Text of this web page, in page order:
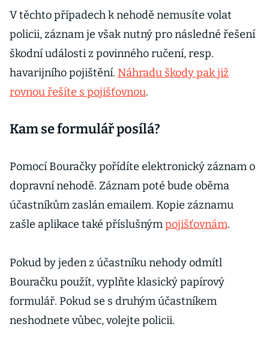
V těchto případech k nehodě nemusíte volat
policii, záznam je však nutný pro následné řešení
škodní události z povinného ručení, resp.
havarijního pojištění. Náhradu škody pak již
rovnou řešíte s pojišťovnou.
Kam se formulář posílá?
Pomocí Bouračky pořídíte elektronický záznam o
dopravní nehodě. Záznam poté bude oběma
účastníkům zaslán emailem. Kopie záznamu
zašle aplikace také příslušnýmpojišťovnám.
Pokud by jeden z účastníku nehody odmítl
Bouračku použít, vyplňte klasický papírový
formulář. Pokud se s druhým účastníkem
neshodnete vůbec, volejte policii.